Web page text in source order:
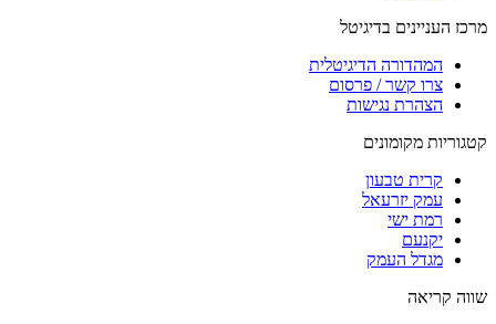
מרכז העניינים בדיגיטל
המהדורה הדיגיטלית
צרו קשר / פרסום
הצהרת נגישות
קטגוריות מקומונים
קרית טבעון
עמק יזרעאל
רמת ישי
יקנעם
מגדל העמק
שווה קריאה